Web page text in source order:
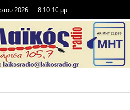
2026 8:10:11 μμ